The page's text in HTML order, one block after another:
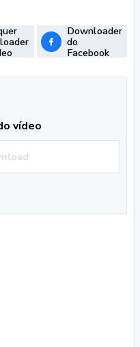
Downloader
do
Facebook
vídeo